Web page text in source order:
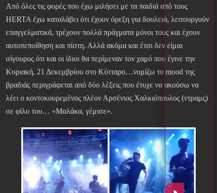
Από όλες τις φορές που έχω μιλήσει με τα παιδιά από τους
HERTA έχω καταλάβει ότι έχουν όρεξη για δουλειά, λειτουργούν
επαγγελματικά, τρέχουν πολλά πράγματα μόνοι τους και έχουν
αυτοπεποίθηση και πίστη. Αλλά ακόμα και έτσι δεν είμαι
σίγουρος ότι και οι ίδιοι θα περίμεναν τον χαμό που έγινε την
Κυριακή, 21 Δεκεμβρίου στο Κύτταρο…νομίζω το mood της
βραδιάς περιγράφεται από δύο λέξεις που έτυχε να ακούσω να
λέει ο κοντοκουρεμένος πλέον Αρσένιος Χαλκιόπουλος (ντραμς)
σε φίλο του… «Μαλάκα, γέμισε».